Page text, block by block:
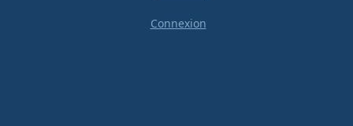
Connexion